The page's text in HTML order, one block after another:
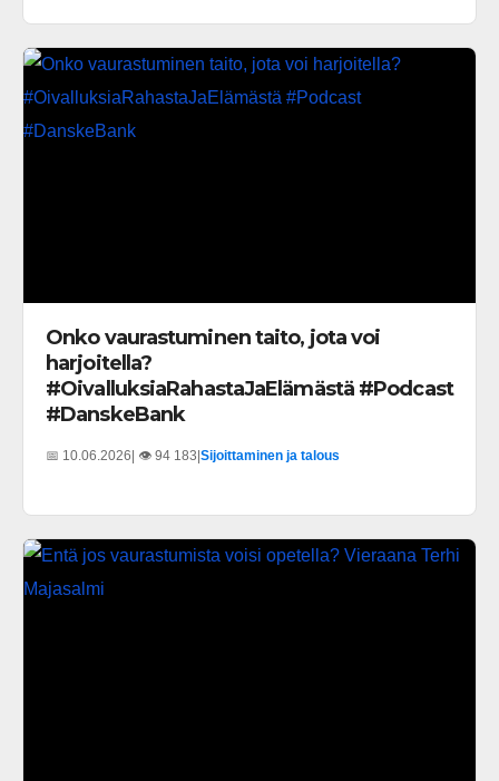
Onko vaurastuminen taito, jota voi
harjoitella?
#OivalluksiaRahastaJaElämästä #Podcast
#DanskeBank
📅 10.06.2026| 👁️ 94 183|Sijoittaminen ja talous